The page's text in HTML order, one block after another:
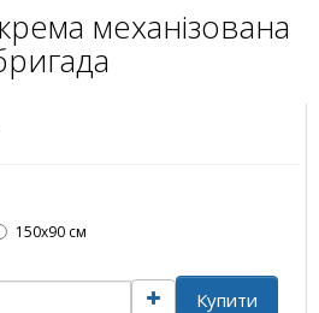
механізована
150х90 см
Купити